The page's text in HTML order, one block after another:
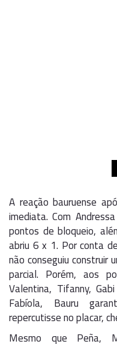
A reação bauruense
imediata. Com
pontos de bloqueio,
abriu 6 x 1. Por conta
não conseguiu construir
parcial. Porém, aos
Valentina, Tifanny,
Fabíola, Bauru
repercutisse no placar,
Mesmo que Peña,